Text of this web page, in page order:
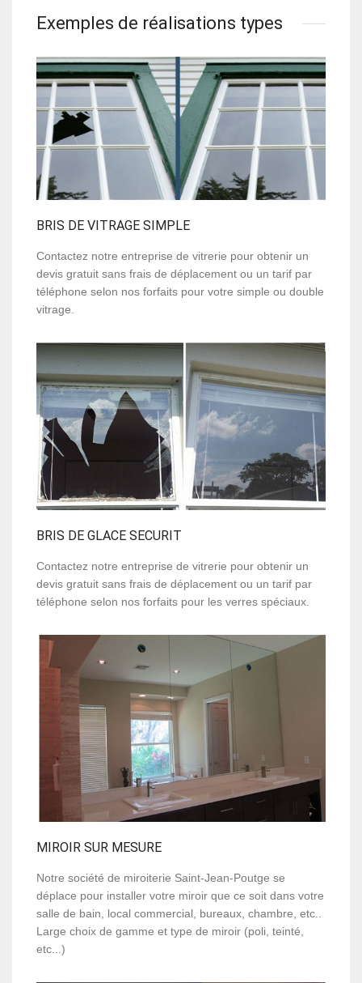
Exemples de réalisations types
BRIS DE VITRAGE SIMPLE
Contactez notre entreprise de vitrerie pour obtenir un
devis gratuit sans frais de déplacement ou un tarif par
téléphone selon nos forfaits pour votre simple ou double
vitrage.
BRIS DE GLACE SECURIT
Contactez notre entreprise de vitrerie pour obtenir un
devis gratuit sans frais de déplacement ou un tarif par
téléphone selon nos forfaits pour les verres spéciaux.
MIROIR SUR MESURE
Notre société de miroiterie Saint-Jean-Poutge se
déplace pour installer votre miroir que ce soit dans votre
salle de bain, local commercial, bureaux, chambre, etc..
Large choix de gamme et type de miroir (poli, teinté,
etc...)